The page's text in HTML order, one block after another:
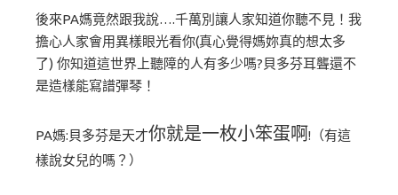
後來PA媽竟然跟我說….千萬別讓人家知道你聽不見！我
擔心人家會用異樣眼光看你(真心覺得媽妳真的想太多
了) 你知道這世界上聽障的人有多少嗎?貝多芬耳聾還不
是造樣能寫譜彈琴！
PA媽:貝多芬是天才你就是一枚小笨蛋啊!（有這
樣說女兒的嗎？）